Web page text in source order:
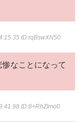
ID:rqBswXN50
なことになって
ID:8+RhZImo0